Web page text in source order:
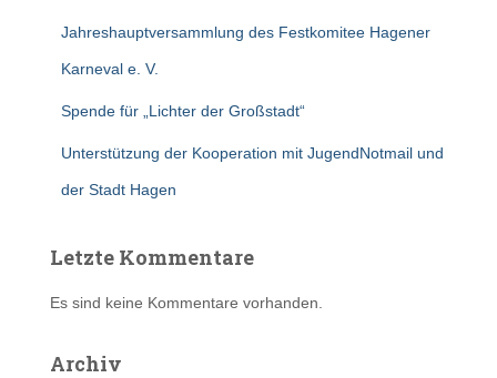
Jahreshauptversammlung des Festkomitee Hagener
Karneval e. V.
Spende für „Lichter der Großstadt“
Unterstützung der Kooperation mit JugendNotmail und
der Stadt Hagen
Letzte Kommentare
Es sind keine Kommentare vorhanden.
Archiv